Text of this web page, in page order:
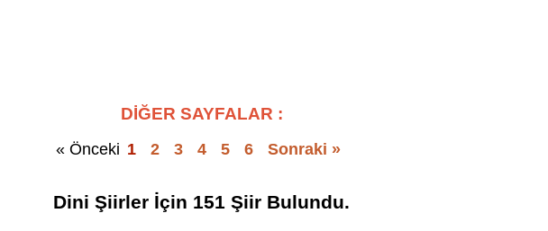
DİĞER SAYFALAR :
« Önceki 1 2 3 4 5 6 Sonraki »
Dini Şiirler İçin 151 Şiir Bulundu.